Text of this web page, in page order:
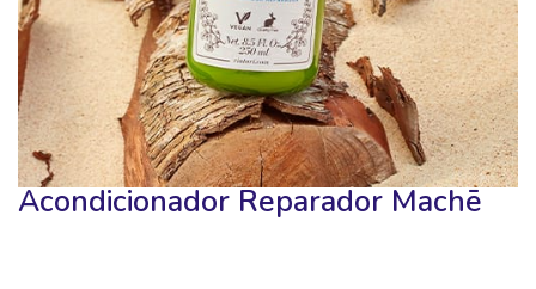
Acondicionador Reparador Machē